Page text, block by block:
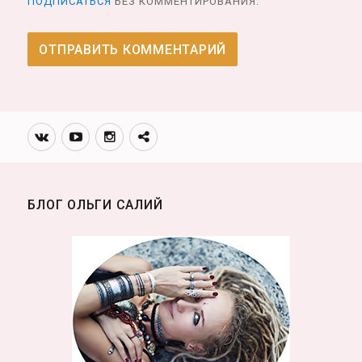
Вконтакте
YoutubeИнстаграмм
Телеграм
БЛОГ ОЛЬГИ САЛИЙ